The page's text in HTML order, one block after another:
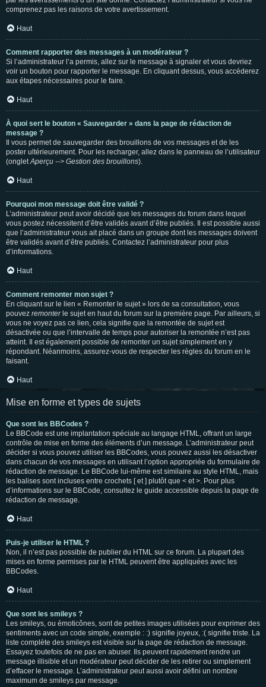
comprenez pas les raisons de votre avertissement.
Haut
Comment rapporter des messages à un modérateur ?
Si l’administrateur l’a permis, allez sur le message à signaler et vous devriez
voir un bouton pour rapporter le message. En cliquant dessus, vous accéderez
aux étapes nécessaires pour le faire.
Haut
À quoi sert le bouton « Sauvegarder » dans la page de rédaction de
message ?
Il vous permet de sauvegarder des brouillons de vos messages et de les
poster ultérieurement. Pour les recharger, allez dans le panneau de l’utilisateur
(ongletAperçu --> Gestion des brouillons).
Haut
Pourquoi mon message doit être validé ?
L’administrateur peut avoir décidé que les messages du forum dans lequel
vous postez nécessitent d’être validés avant d’être publiés. Il est possible aussi
que l’administrateur vous ait placé dans un groupe dont les messages doivent
être validés avant d’être publiés. Contactez l’administrateur pour plus
d’informations.
Haut
Comment remonter mon sujet ?
En cliquant sur le lien « Remonter le sujet » lors de sa consultation, vous
pouvez remonterle sujet en haut du forum sur la première page. Par ailleurs, si
vous ne voyez pas ce lien, cela signifie que la remontée de sujet est
désactivée ou que l’intervalle de temps pour autoriser la remontée n’est pas
atteint. Il est également possible de remonter un sujet simplement en y
répondant. Néanmoins, assurez-vous de respecter les règles du forum en le
faisant.
Haut
Mise en forme et types de sujets
Que sont les BBCodes ?
Le BBCode est une implantation spéciale au langage HTML, offrant un large
contrôle de mise en forme des éléments d’un message. L’administrateur peut
décider si vous pouvez utiliser les BBCodes, vous pouvez aussi les désactiver
dans chacun de vos messages en utilisant l’option appropriée du formulaire de
rédaction de message. Le BBCode lui-même est similaire au style HTML, mais
les balises sont incluses entre crochets [ et ] plutôt que < et >. Pour plus
d’informations sur le BBCode, consultez le guide accessible depuis la page de
rédaction de message.
Haut
Puis-je utiliser le HTML ?
Non, il n’est pas possible de publier du HTML sur ce forum. La plupart des
mises en forme permises par le HTML peuvent être appliquées avec les
BBCodes.
Haut
Que sont les smileys ?
Les smileys, ou émoticônes, sont de petites images utilisées pour exprimer des
sentiments avec un code simple, exemple : :) signifie joyeux, :( signifie triste. La
liste complète des smileys est visible sur la page de rédaction de message.
Essayez toutefois de ne pas en abuser. Ils peuvent rapidement rendre un
message illisible et un modérateur peut décider de les retirer ou simplement
d’effacer le message. L’administrateur peut aussi avoir défini un nombre
maximum de smileys par message.